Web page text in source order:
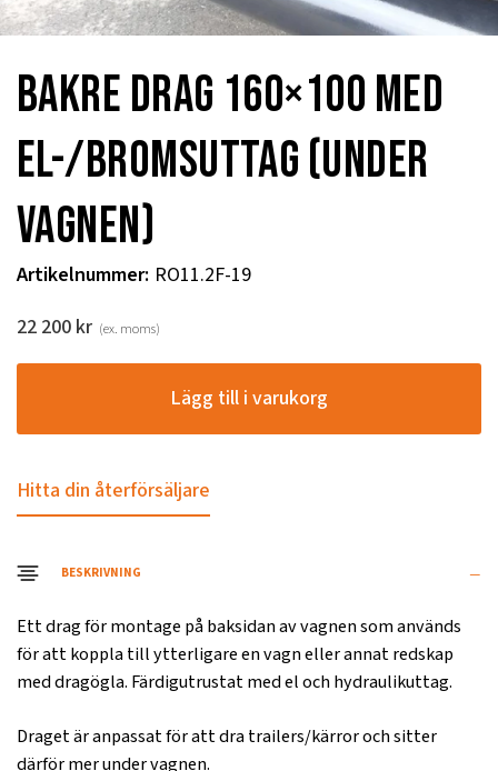
Bakre drag 160×100 med
el-/bromsuttag (under
vagnen)
Artikelnummer: RO11.2F-19
22 200 kr (ex. moms)
Lägg till i varukorg
Hitta din återförsäljare
BESKRIVNING
Ett drag för montage på baksidan av vagnen som används
för att koppla till ytterligare en vagn eller annat redskap
med dragögla. Färdigutrustat med el och hydraulikuttag.
Draget är anpassat för att dra trailers/kärror och sitter
därför mer under vagnen.